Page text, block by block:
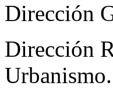
Dirección
Dirección